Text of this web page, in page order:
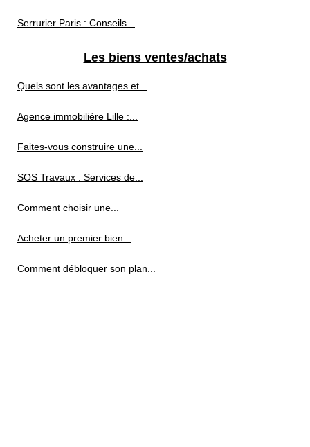
Serrurier Paris : Conseils...
Les biens ventes/achats
Quels sont les avantages et...
Agence immobilière Lille :...
Faites-vous construire une...
SOS Travaux : Services de...
Comment choisir une...
Acheter un premier bien...
Comment débloquer son plan...